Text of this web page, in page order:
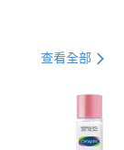
查看全部